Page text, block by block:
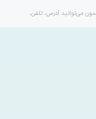
می‌توانید آدرس، تلفن،